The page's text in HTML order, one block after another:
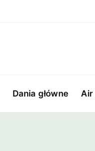
Dania główne Air